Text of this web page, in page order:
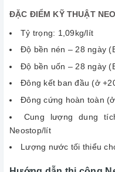
ĐẶC ĐIỂM KỸ THUẬT
Tỷ trọng: 1,09kg/lít
Độ bền nén – 28 ngày
Độ bền uốn – 28 ngày
Đông kết ban đầu (ở
Đông cứng hoàn toàn
Cung lượng dung
Neostop/lít
Lượng nước tối thiểu